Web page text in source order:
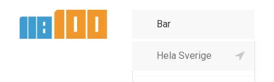
Bär-, nöt- & annan